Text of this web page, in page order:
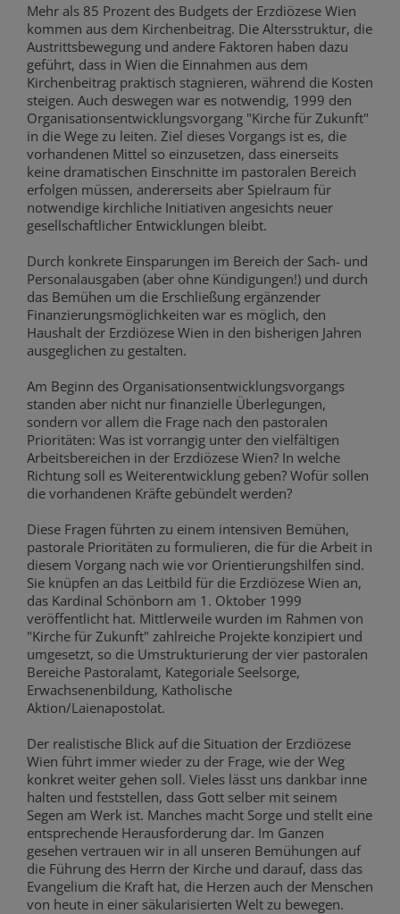
Mehr als 85 Prozent des Budgets der Erzdiözese Wien
kommen aus dem Kirchenbeitrag. Die Altersstruktur, die
Austrittsbewegung und andere Faktoren haben dazu
geführt, dass in Wien die Einnahmen aus dem
Kirchenbeitrag praktisch stagnieren, während die Kosten
steigen. Auch deswegen war es notwendig, 1999 den
Organisationsentwicklungsvorgang "Kirche für Zukunft"
in die Wege zu leiten. Ziel dieses Vorgangs ist es, die
vorhandenen Mittel so einzusetzen, dass einerseits
keine dramatischen Einschnitte im pastoralen Bereich
erfolgen müssen, andererseits aber Spielraum für
notwendige kirchliche Initiativen angesichts neuer
gesellschaftlicher Entwicklungen bleibt.
Durch konkrete Einsparungen im Bereich der Sach- und
Personalausgaben (aber ohne Kündigungen!) und durch
das Bemühen um die Erschließung ergänzender
Finanzierungsmöglichkeiten war es möglich, den
Haushalt der Erzdiözese Wien in den bisherigen Jahren
ausgeglichen zu gestalten.
Am Beginn des Organisationsentwicklungsvorgangs
standen aber nicht nur finanzielle Überlegungen,
sondern vor allem die Frage nach den pastoralen
Prioritäten: Was ist vorrangig unter den vielfältigen
Arbeitsbereichen in der Erzdiözese Wien? In welche
Richtung soll es Weiterentwicklung geben? Wofür sollen
die vorhandenen Kräfte gebündelt werden?
Diese Fragen führten zu einem intensiven Bemühen,
pastorale Prioritäten zu formulieren, die für die Arbeit in
diesem Vorgang nach wie vor Orientierungshilfen sind.
Sie knüpfen an das Leitbild für die Erzdiözese Wien an,
das Kardinal Schönborn am 1. Oktober 1999
veröffentlicht hat. Mittlerweile wurden im Rahmen von
"Kirche für Zukunft" zahlreiche Projekte konzipiert und
umgesetzt, so die Umstrukturierung der vier pastoralen
Bereiche Pastoralamt, Kategoriale Seelsorge,
Erwachsenenbildung, Katholische
Aktion/Laienapostolat.
Der realistische Blick auf die Situation der Erzdiözese
Wien führt immer wieder zu der Frage, wie der Weg
konkret weiter gehen soll. Vieles lässt uns dankbar inne
halten und feststellen, dass Gott selber mit seinem
Segen am Werk ist. Manches macht Sorge und stellt eine
entsprechende Herausforderung dar. Im Ganzen
gesehen vertrauen wir in all unseren Bemühungen auf
die Führung des Herrn der Kirche und darauf, dass das
Evangelium die Kraft hat, die Herzen auch der Menschen
von heute in einer säkularisierten Welt zu bewegen.